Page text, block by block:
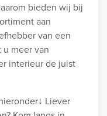
bieden wij bij
aan
van een
meer van
interieur de juist
Liever